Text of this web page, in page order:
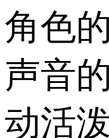
角色
声音
动活泼